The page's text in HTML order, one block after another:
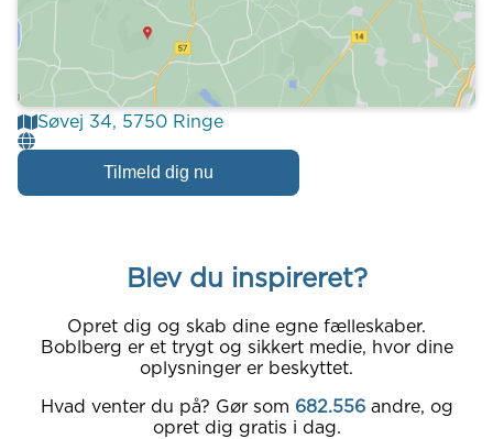
Søvej 34, 5750 Ringe
Tilmeld dig nu
Blev du inspireret?
Opret dig og skab dine egne fælleskaber.
Boblberg er et trygt og sikkert medie, hvor dine
oplysninger er beskyttet.
Hvad venter du på? Gør som 682.556 andre, og
opret dig gratis i dag.